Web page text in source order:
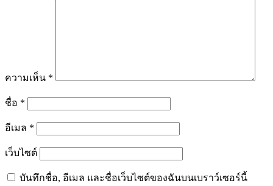
ความเห็น *
ชื่อ *
อีเมล *
เว็บไซต์
บันทึกชื่อ, อีเมล และชื่อเว็บไซต์ของฉันบนเบราว์เซอร์นี้